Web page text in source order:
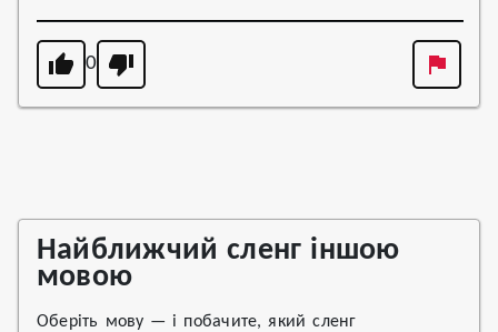
0
Найближчий сленг іншою
мовою
Оберіть мову — і побачите, який сленг